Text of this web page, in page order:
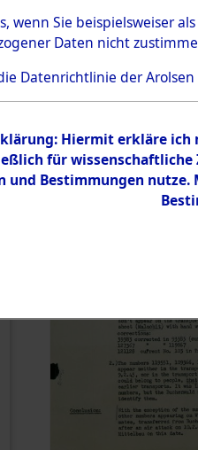
wenn Sie beispielsweiser
Daten nicht
Datenrichtlinie der Arolsen
Hiermit erkläre ich
für
und Bestimmungen